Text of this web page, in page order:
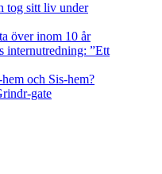
tog sitt liv under
över inom 10 år
internutredning: ”Ett
och Sis-hem?
gate